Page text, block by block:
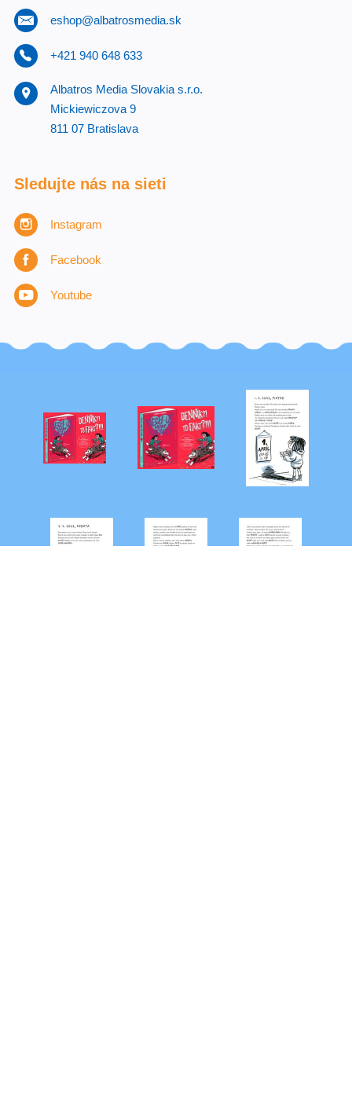
eshop@albatrosmedia.sk
+421 940 648 633
Albatros Media Slovakia s.r.o.
Mickiewiczova 9
811 07 Bratislava
Sledujte nás na sieti
Instagram
Facebook
Youtube